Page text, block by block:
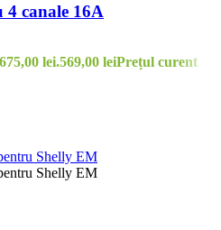
4 canale 16A
lei.569,00 leiPrețul curent